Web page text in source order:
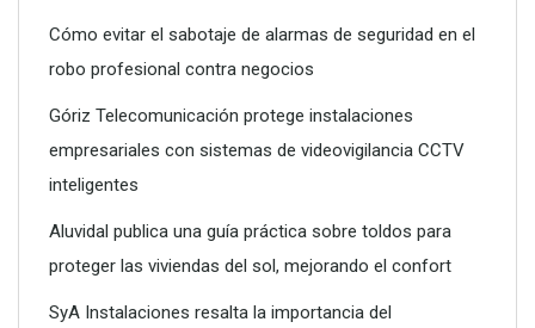
Cómo evitar el sabotaje de alarmas de seguridad en el
robo profesional contra negocios
Góriz Telecomunicación protege instalaciones
empresariales con sistemas de videovigilancia CCTV
inteligentes
Aluvidal publica una guía práctica sobre toldos para
proteger las viviendas del sol, mejorando el confort
SyA Instalaciones resalta la importancia del